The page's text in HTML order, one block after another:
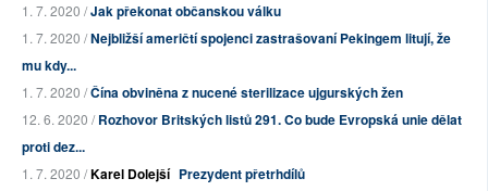
1. 7. 2020 /Jak překonat občanskou válku
1. 7. 2020 /Nejbližší američtí spojenci zastrašovaní Pekingem litují, že
mu kdy...
1. 7. 2020 /Čína obviněna z nucené sterilizace ujgurských žen
12. 6. 2020 /Rozhovor Britských listů 291. Co bude Evropská unie dělat
proti dez...
1. 7. 2020 /Karel Dolejší Prezydent přetrhdílů